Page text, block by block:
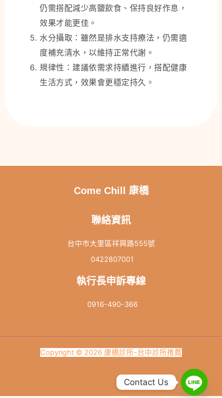
仍需搭配減少高鹽飲食、保持良好作息，
效果才能更佳。
水分攝取：雖然是排水支持療法，仍需適
度補充清水，以維持正常代謝。
規律性：建議依需求持續進行，搭配健康
生活方式，效果會更穩定持久。
Come Chill 康橋
聯絡資訊
台中市大里區祥興路555號
0422807001
執行長申訴專線
0916-490-366
Copyright © 2026 康橋診所-台中診所推薦
Contact Us